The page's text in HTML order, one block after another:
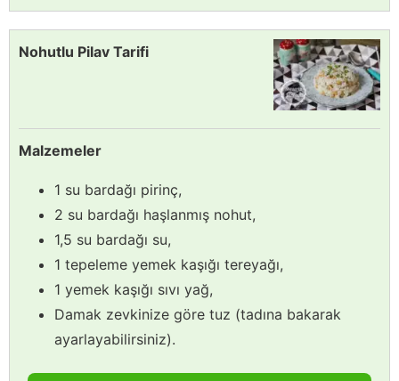
Nohutlu Pilav Tarifi
Malzemeler
1 su bardağı pirinç,
2 su bardağı haşlanmış nohut,
1,5 su bardağı su,
1 tepeleme yemek kaşığı tereyağı,
1 yemek kaşığı sıvı yağ,
Damak zevkinize göre tuz (tadına bakarak
ayarlayabilirsiniz).